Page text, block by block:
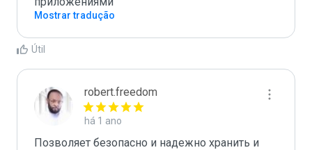
Mostrar tradução
Útil
robert.freedom
há 1 ano
Позволяет безопасно и надежно хранить и